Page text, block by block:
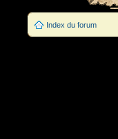
Index du forum